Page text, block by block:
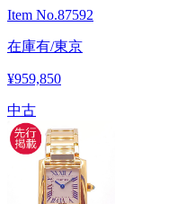
Item No.87592
在庫有/東京
¥959,850
中古